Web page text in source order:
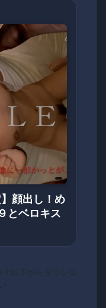
顔出し！め
とベロキス
以下からダウンロ